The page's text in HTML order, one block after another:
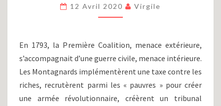
(PARTIE
III)
GUERRE
CIVILE
EN
1793
12 Avril 2020 Virgile
En 1793, la Première Coalition, menace extérieure,
s’accompagnait d’une guerre civile, menace intérieure.
Les Montagnards implémentèrent une taxe contre les
riches, recrutèrent parmi les « pauvres » pour créer
une armée révolutionnaire, créèrent un tribunal